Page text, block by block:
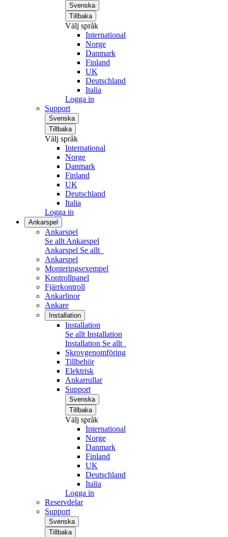
Svenska
Tillbaka
Välj språk
International
Norge
Danmark
Finland
UK
Deutschland
Italia
Logga in
Support
Svenska
Tillbaka
Välj språk
International
Norge
Danmark
Finland
UK
Deutschland
Italia
Logga in
Ankarspel
Ankarspel
Se allt Ankarspel
Ankarspel Se allt
Ankarspel
Monteringsexempel
Kontrollpanel
Fjärrkontroll
Ankarlinor
Ankare
Installation
Installation
Se allt Installation
Installation Se allt
Skrovgenomföring
Tillbehör
Elektrisk
Ankarrullar
Support
Svenska
Tillbaka
Välj språk
International
Norge
Danmark
Finland
UK
Deutschland
Italia
Logga in
Reservdelar
Support
Svenska
Tillbaka